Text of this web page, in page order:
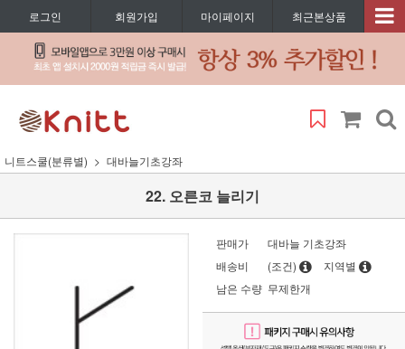
로그인 회원가입 마이페이지 최근본상품
니트스쿨(분류별) 대바늘기초강좌
22. 오른코 늘리기
판매가
대바늘 기초강좌
배송비
(조건)
지역별
남은 수량 무제한개